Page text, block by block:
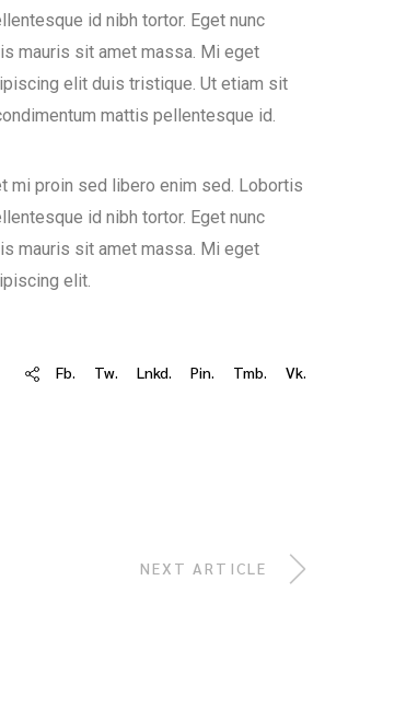
id nibh tortor. Eget nunc
mauris sit amet massa. Mi eget
elit duis tristique. Ut etiam sit
mattis pellentesque id.
mi proin sed libero enim sed. Lobortis
id nibh tortor. Eget nunc
mauris sit amet massa. Mi eget
elit.
Fb. Tw. Lnkd. Pin. Tmb. Vk.
NEXT ARTICLE